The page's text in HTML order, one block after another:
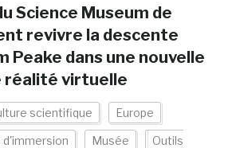
Science Museum de
revivre la descente
Peake dans une nouvelle
réalité virtuelle
scientifique Europe
Musée Outils